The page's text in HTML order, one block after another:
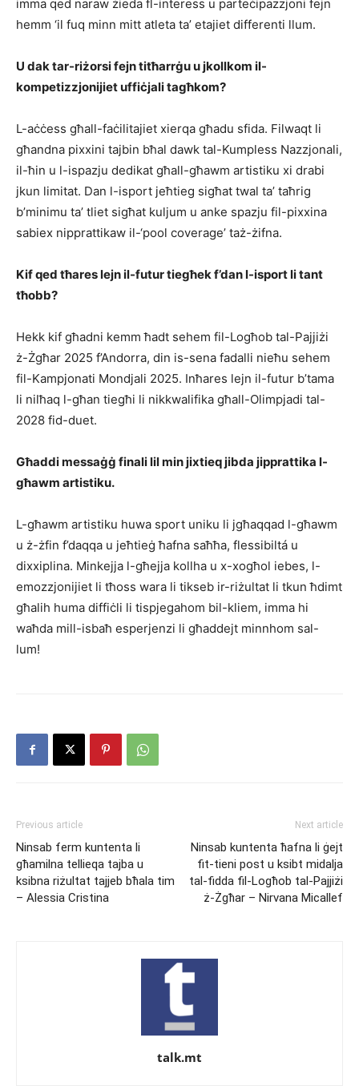
imma qed naraw żieda fl-interess u parteċipazzjoni fejn
hemm ‘il fuq minn mitt atleta ta’ etajiet differenti llum.
U dak tar-riżorsi fejn titħarrġu u jkollkom il-
kompetizzjonijiet uffiċjali tagħkom?
L-aċċess għall-faċilitajiet xierqa għadu sfida. Filwaqt li
għandna pixxini tajbin bħal dawk tal-Kumpless Nazzjonali,
il-ħin u l-ispazju dedikat għall-għawm artistiku xi drabi
jkun limitat. Dan l-isport jeħtieg sigħat twal ta’ taħrig
b’minimu ta’ tliet sigħat kuljum u anke spazju fil-pixxina
sabiex nipprattikaw il-‘pool coverage’ taż-żifna.
Kif qed tħares lejn il-futur tiegħek f’dan l-isport li tant
tħobb?
Hekk kif għadni kemm ħadt sehem fil-Logħob tal-Pajjiżi
ż-Żgħar 2025 f’Andorra, din is-sena fadalli nieħu sehem
fil-Kampjonati Mondjali 2025. Inħares lejn il-futur b’tama
li nilħaq l-għan tiegħi li nikkwalifika għall-Olimpjadi tal-
2028 fid-duet.
Għaddi messaġġ finali lil min jixtieq jibda jipprattika l-
għawm artistiku.
L-għawm artistiku huwa sport uniku li jgħaqqad l-għawm
u ż-żfin f’daqqa u jeħtieġ ħafna saħħa, flessibiltá u
dixxiplina. Minkejja l-għejja kollha u x-xogħol iebes, l-
emozzjonijiet li tħoss wara li tikseb ir-riżultat li tkun ħdimt
għalih huma diffiċli li tispjegahom bil-kliem, imma hi
waħda mill-isbaħ esperjenzi li għaddejt minnhom sal-
lum!
Previous article
Ninsab ferm kuntenta li
għamilna tellieqa tajba u
ksibna riżultat tajjeb bħala tim
– Alessia Cristina
Next article
Ninsab kuntenta ħafna li ġejt
fit-tieni post u ksibt midalja
tal-fidda fil-Logħob tal-Pajjiżi
ż-Żgħar – Nirvana Micallef
talk.mt